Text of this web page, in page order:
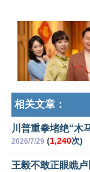
相关文章：
川普重拳堵绝“木
2026/7/29 (1,240次)
王毅不敢正眼瞧